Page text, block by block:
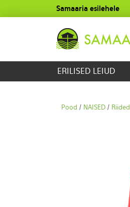
Samaaria esilehele
ERILISED LEIUD
Pood / NAISED / Riided